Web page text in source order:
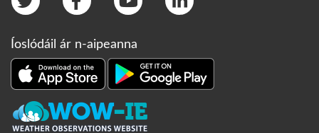
Íoslódáil ár n-aipeanna